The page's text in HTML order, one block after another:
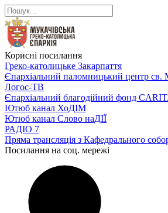
Корисні посилання
Греко-католицьке Закарпаття
Єпархіальний паломницький центр св.
Логос-ТВ
Єпархіальний благодійний фонд
Ютюб канал ХоДІМ
Ютюб канал Слово наДІЇ
РАДІО 7
Пряма трансляція з Кафедрального
Посилання на соц. мережі